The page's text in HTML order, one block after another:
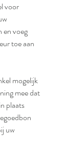
voor
en voeg
toe aan
mogelijk
mee dat
plaats
uw